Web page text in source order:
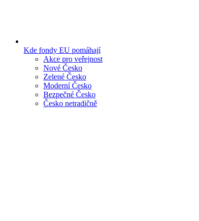
Kde fondy EU pomáhají
Akce pro veřejnost
Nové Česko
Zelené Česko
Moderní Česko
Bezpečné Česko
Česko netradičně